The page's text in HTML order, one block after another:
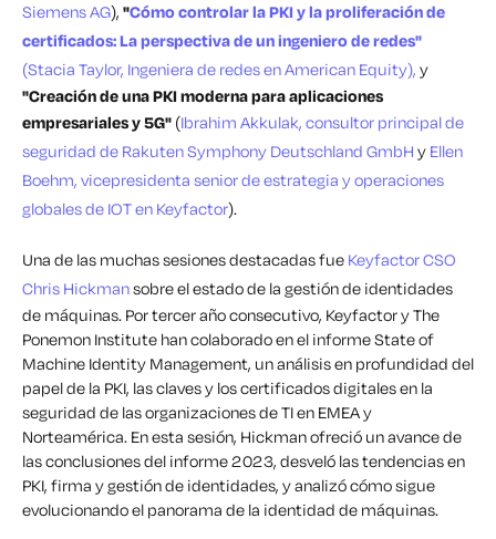
Siemens AG), "Cómo controlar la PKI y la proliferación de
certificados: La perspectiva de un ingeniero de redes"
(Stacia Taylor, Ingeniera de redes en American Equity), y
"Creación de una PKI moderna para aplicaciones
empresariales y 5G" (Ibrahim Akkulak, consultor principal de
seguridad de Rakuten Symphony Deutschland GmbH y Ellen
Boehm, vicepresidenta senior de estrategia y operaciones
globales de IOT en Keyfactor).
Una de las muchas sesiones destacadas fue Keyfactor CSO
Chris Hickmansobre el estado de la gestión de identidades
de máquinas. Por tercer año consecutivo, Keyfactor y The
Ponemon Institute han colaborado en el informe State of
Machine Identity Management, un análisis en profundidad del
papel de la PKI, las claves y los certificados digitales en la
seguridad de las organizaciones de TI en EMEA y
Norteamérica. En esta sesión, Hickman ofreció un avance de
las conclusiones del informe 2023, desveló las tendencias en
PKI, firma y gestión de identidades, y analizó cómo sigue
evolucionando el panorama de la identidad de máquinas.